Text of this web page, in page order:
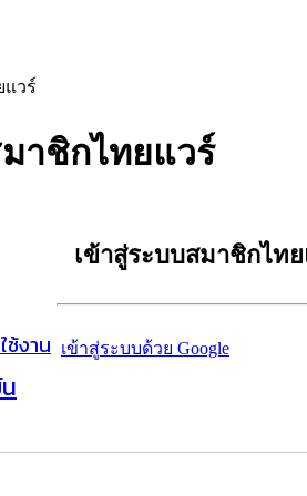
าชิกไทยแวร์
ช้งาน
เข้าสู่ระบบสมาชิกไท
เข้าสู่ระบบด้วย Google